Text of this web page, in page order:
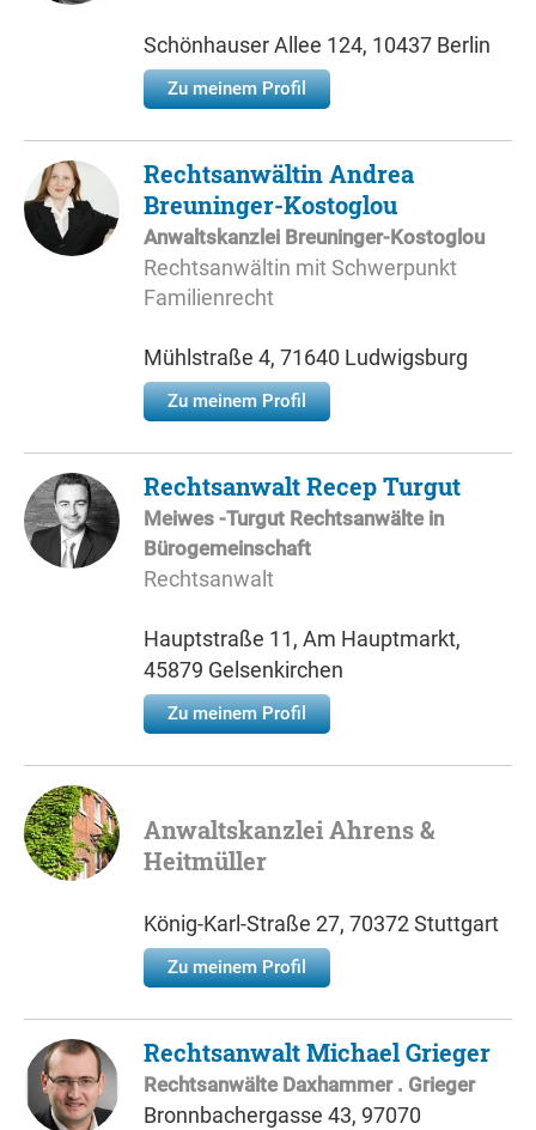
Schönhauser Allee 124, 10437 Berlin
Zu meinem Profil
Rechtsanwältin Andrea
Breuninger-Kostoglou
Anwaltskanzlei Breuninger-Kostoglou
Rechtsanwältin mit Schwerpunkt
Familienrecht
Mühlstraße 4, 71640 Ludwigsburg
Zu meinem Profil
Rechtsanwalt Recep Turgut
Meiwes -Turgut Rechtsanwälte in
Bürogemeinschaft
Rechtsanwalt
Hauptstraße 11, Am Hauptmarkt,
45879 Gelsenkirchen
Zu meinem Profil
Anwaltskanzlei Ahrens &
Heitmüller
König-Karl-Straße 27, 70372 Stuttgart
Zu meinem Profil
Rechtsanwalt Michael Grieger
Rechtsanwälte Daxhammer . Grieger
Bronnbachergasse 43, 97070